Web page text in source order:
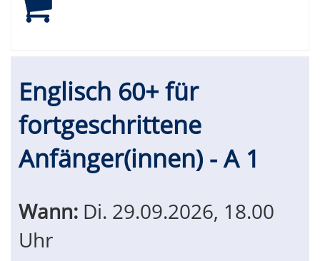
Englisch 60+ für
fortgeschrittene
Anfänger(innen) - A 1
Wann: Di. 29.09.2026, 18.00
Uhr